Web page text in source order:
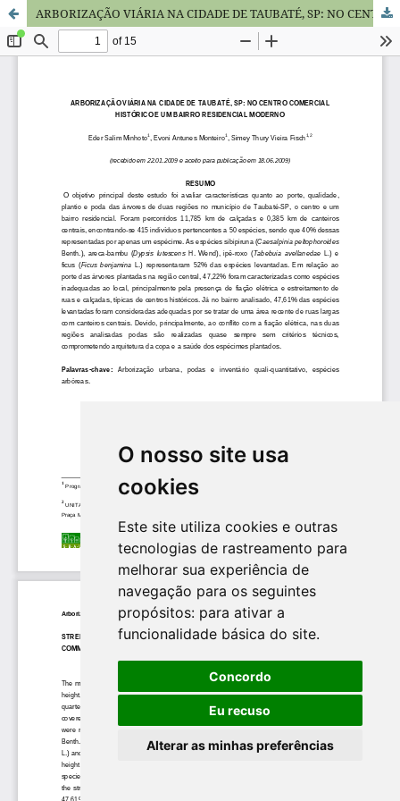
O nosso site usa
cookies
Este site utiliza cookies e outras
tecnologias de rastreamento para
melhorar sua experiência de
navegação para os seguintes
propósitos: para ativar a
funcionalidade básica do site.
Concordo
Eu recuso
Alterar as minhas preferências
ARBORIZAÇÃO VIÁRIA NA CIDADE DE TAUBATÉ, SP: NO CENTRO COMERCIAL HISTÓRICO E UM BAIRRO RESIDENCIAL MODERNO